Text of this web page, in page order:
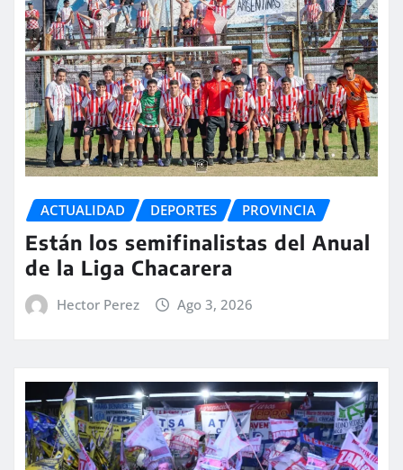
ACTUALIDAD DEPORTES PROVINCIA
Están los semifinalistas del Anual
de la Liga Chacarera
Hector Perez Ago 3, 2026